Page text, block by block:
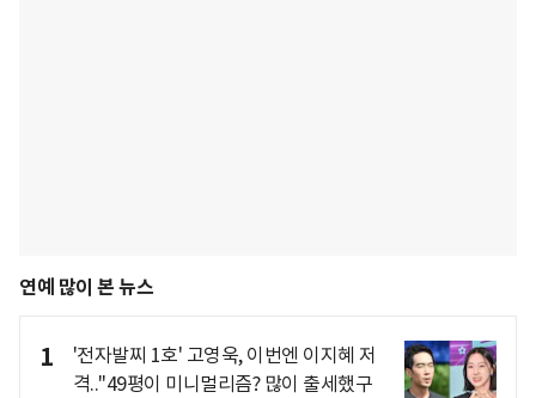
연예 많이 본 뉴스
1
'전자발찌 1호' 고영욱, 이번엔 이지혜 저
격.."49평이 미니멀리즘? 많이 출세했구